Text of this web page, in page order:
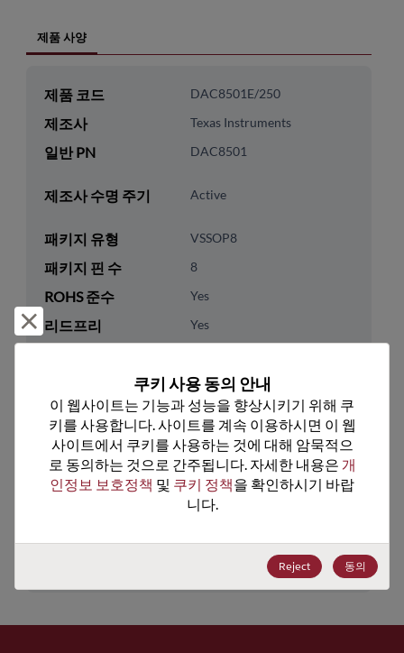
제품 사양
제품 코드 DAC8501E/250
제조사 Texas Instruments
일반 PN DAC8501
제조사 수명 주기 Active
패키지 유형 VSSOP8
패키지 핀 수 8
ROHS 준수 Yes
리드프리 Yes
250
기술 카테고리 Analog & Mixed Signal
기술 하위 카테고리 Data Converters
기술 그룹 DAC
거부 및 닫기
쿠키 사용 동의 안내
이 웹사이트는 기능과 성능을 향상시키기 위해 쿠
키를 사용합니다. 사이트를 계속 이용하시면 이 웹
사이트에서 쿠키를 사용하는 것에 대해 암묵적으
로 동의하는 것으로 간주됩니다. 자세한 내용은 개
인정보 보호정책 및 쿠키 정책을 확인하시기 바랍
니다.
Reject 동의